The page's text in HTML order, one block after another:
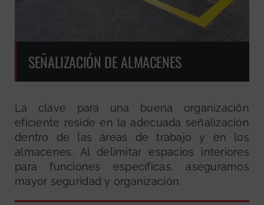
SEÑALIZACIÓN DE ALMACENES
La clave para una buena organización
eficiente reside en la adecuada señalización
dentro de las áreas de trabajo y en los
almacenes. Al delimitar espacios interiores
para funciones específicas, aseguramos
mayor seguridad y organización.